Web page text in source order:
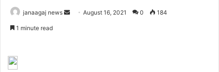
janaagaj news
SendAugust 16, 2021 0 184
1 minute read